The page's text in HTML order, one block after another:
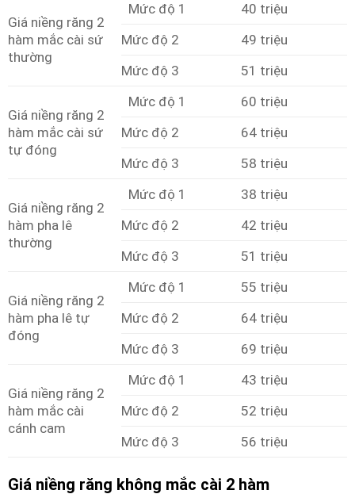
Giá niềng răng 2
hàm mắc cài sứ
thường
Mức độ 1
40 triệu
Mức độ 2
49 triệu
Mức độ 3
51 triệu
Giá niềng răng 2
hàm mắc cài sứ
tự đóng
Mức độ 1
60 triệu
Mức độ 2
64 triệu
Mức độ 3
58 triệu
Giá niềng răng 2
hàm pha lê
thường
Mức độ 1
38 triệu
Mức độ 2
42 triệu
Mức độ 3
51 triệu
Giá niềng răng 2
hàm pha lê tự
đóng
Mức độ 1
55 triệu
Mức độ 2
64 triệu
Mức độ 3
69 triệu
Giá niềng răng 2
hàm mắc cài
cánh cam
Mức độ 1
43 triệu
Mức độ 2
52 triệu
Mức độ 3
56 triệu
Giá niềng răng không mắc cài 2 hàm